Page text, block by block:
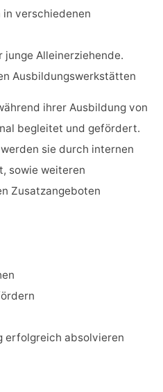
verschiedenen
Alleinerziehende.
Ausbildungswerkstätten
ihrer Ausbildung von
begleitet und gefördert.
sie durch internen
sowie weiteren
Zusatzangeboten
erfolgreich absolvieren